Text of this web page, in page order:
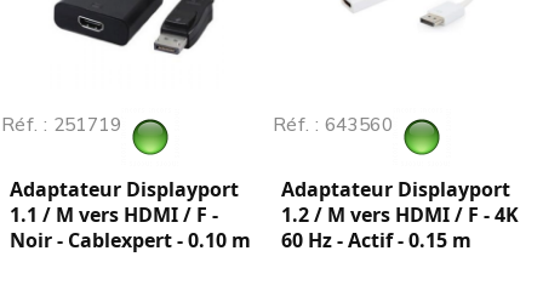
Réf. : 251719
Adaptateur Displayport
1.1 / M vers HDMI / F -
Noir - Cablexpert - 0.10 m
Réf. : 643560
Adaptateur Displayport
1.2 / M vers HDMI / F - 4K
60 Hz - Actif - 0.15 m